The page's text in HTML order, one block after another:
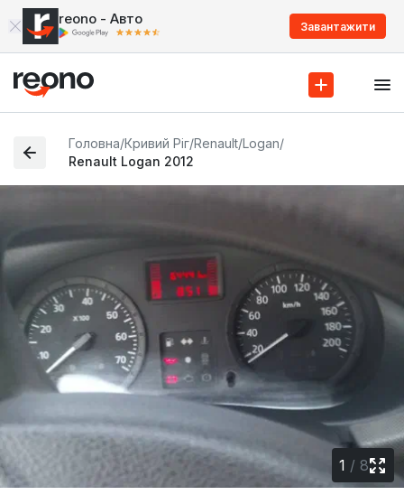
reono - Авто Завантажити
Головна/Кривий Ріг/Renault/Logan/
Renault Logan 2012
1 / 8